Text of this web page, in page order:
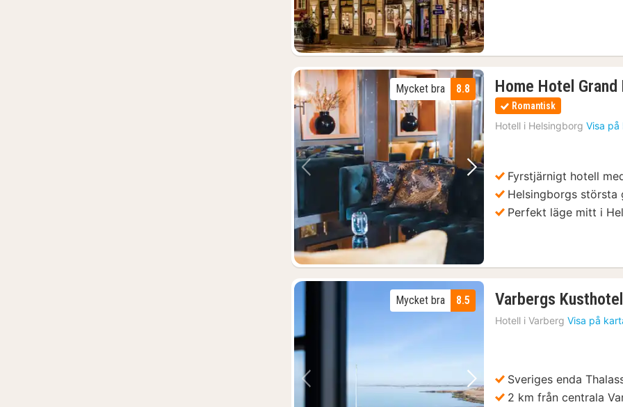
Föregående bild Nästa bild
8.8
Mycket bra Home Hotel
Romantisk
Hotell i Helsingborg Visa på
Fyrstjärnigt hotell
Helsingborgs största
Perfekt läge mitt i
Föregående bild Nästa bild
8.5
Mycket bra Varbergs Kusthotell
Hotell i Varberg Visa på
Sveriges enda
2 km från centrala